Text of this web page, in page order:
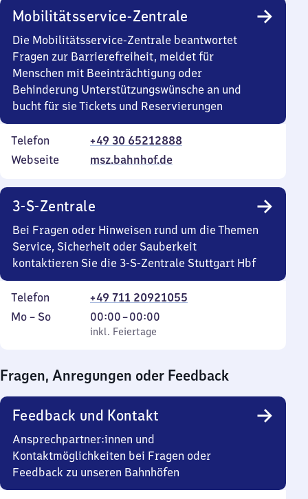
Mobilitätsservice-Zentrale
Die Mobilitätsservice-Zentrale beantwortet
Fragen zur Barrierefreiheit, meldet für
Menschen mit Beeinträchtigung oder
Behinderung Unterstützungswünsche an und
bucht für sie Tickets und Reservierungen
Telefon
+49 30 65212888
Webseite
msz.bahnhof.de
3-S-Zentrale
Bei Fragen oder Hinweisen rund um die Themen
Service, Sicherheit oder Sauberkeit
kontaktieren Sie die 3-S-Zentrale Stuttgart Hbf
Telefon
+49 711 20921055
Montag
Mo – So,
inkl. Feiertage
00:00–00:00
Von
0
0
Uhr
inkl. Feiertage
Fragen, Anregungen oder Feedback
Feedback und Kontakt
Ansprechpartner:innen und
Kontaktmöglichkeiten bei Fragen oder
Feedback zu unseren Bahnhöfen